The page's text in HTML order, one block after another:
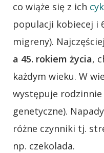
co wiąże się z ich
populacji kobiecej i
migreny).
a 45. rokiem życia,
każdym wieku. W
występuje
genetyczne).
różne czynniki tj.
np. czekolada.